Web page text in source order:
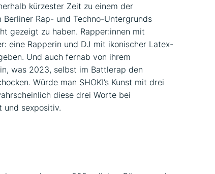
kürzester Zeit zu einem der
Rap- und Techno-Untergrunds
gezeigt zu haben. Rapper:innen mit
eine Rapperin und DJ mit ikonischer Latex-
Und auch fernab von ihrem
was 2023, selbst im Battlerap den
Würde man SHOKI’s Kunst mit drei
diese drei Worte bei
und sexpositiv.